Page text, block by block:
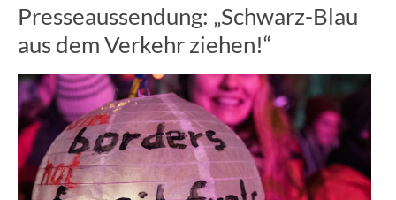
Presseaussendung: „Schwarz-Blau
aus dem Verkehr ziehen!“